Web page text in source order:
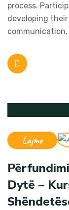
process.
developing
communication,
Lajme
Dytë –